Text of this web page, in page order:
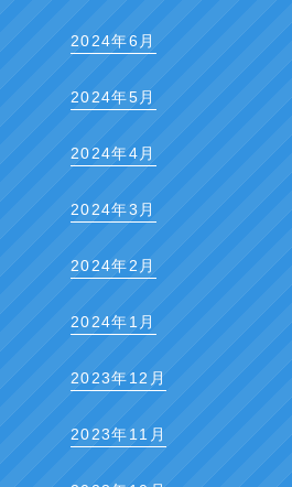
2024年6月
2024年5月
2024年4月
2024年3月
2024年2月
2024年1月
2023年12月
2023年11月